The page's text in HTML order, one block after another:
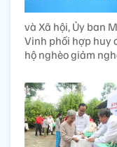
và Xã hội, Ủy ban
Vinh phối hợp huy
hộ nghèo giảm